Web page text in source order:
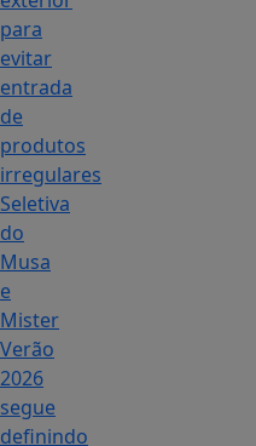
para
evitar
entrada
de
produtos
irregulares
Seletiva
do
Musa
e
Mister
Verão
2026
segue
definindo